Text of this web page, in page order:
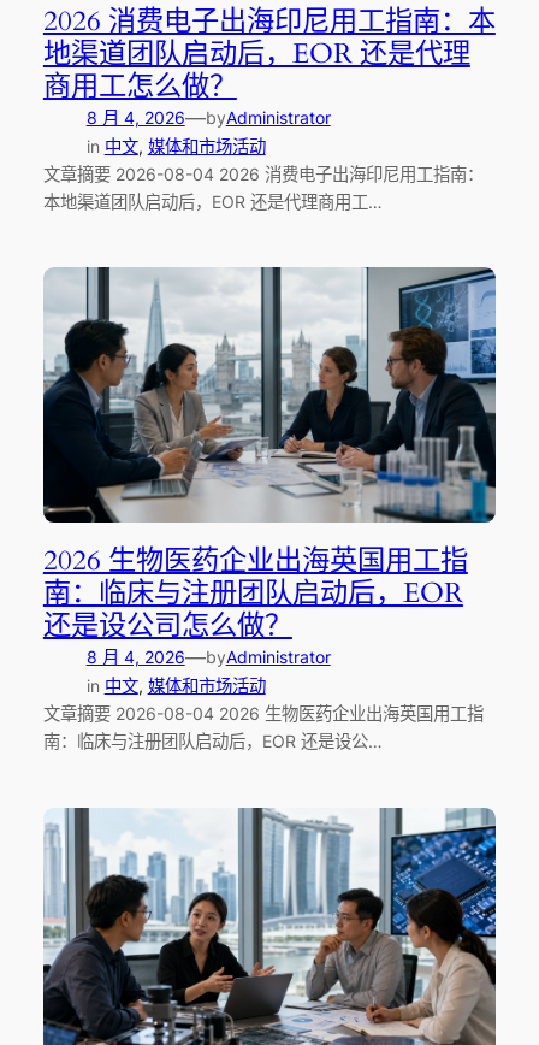
2026 消费电子出海印尼用工指南：本
地渠道团队启动后，EOR 还是代理
商用工怎么做？
8 月 4, 2026—byAdministrator
in 中文, 媒体和市场活动
文章摘要 2026-08-04 2026 消费电子出海印尼用工指南：
本地渠道团队启动后，EOR 还是代理商用工…
2026 生物医药企业出海英国用工指
南：临床与注册团队启动后，EOR
还是设公司怎么做？
8 月 4, 2026—byAdministrator
in 中文, 媒体和市场活动
文章摘要 2026-08-04 2026 生物医药企业出海英国用工指
南：临床与注册团队启动后，EOR 还是设公…